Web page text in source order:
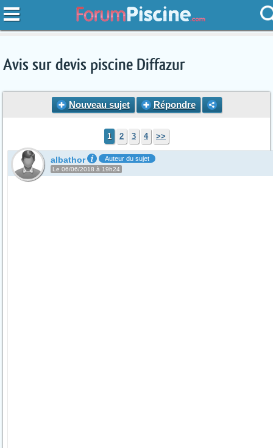
Avis sur devis piscine Diffazur
Nouveau sujet Répondre
1 2 3 4 >>
albathor Auteur du sujet
Le 06/06/2018 à 19h24